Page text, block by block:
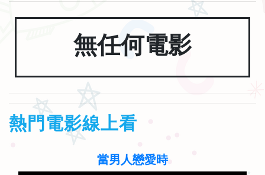
無任何電影
熱門電影線上看
當男人戀愛時